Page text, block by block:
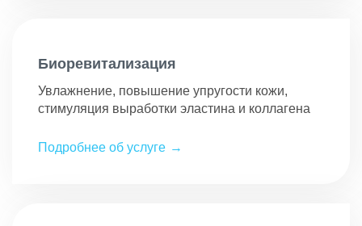
Биоревитализация
Увлажнение, повышение упругости кожи,
стимуляция выработки эластина и коллагена
Подробнее об услуге